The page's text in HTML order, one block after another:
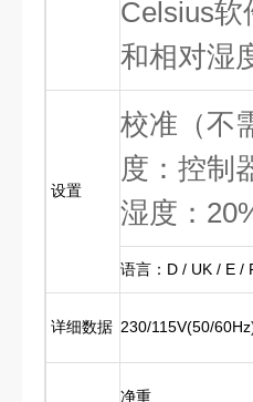
Celsius软
和相对湿
设置
校准（不
度：控制
湿度：
语言：D / UK / E /
详细数据 230/115V(50/
净重